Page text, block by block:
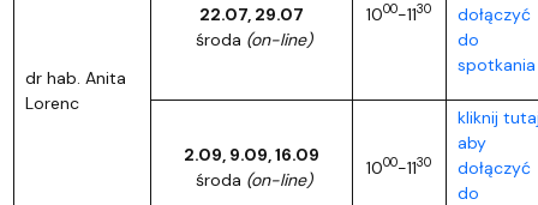
dr hab. Anita
Lorenc
22.07, 29.07
środa (on-line)
1000-1130
dołączyć
do
spotkania
2.09, 9.09, 16.09
środa (on-line)
1000-1130
kliknij
aby
dołączyć
do